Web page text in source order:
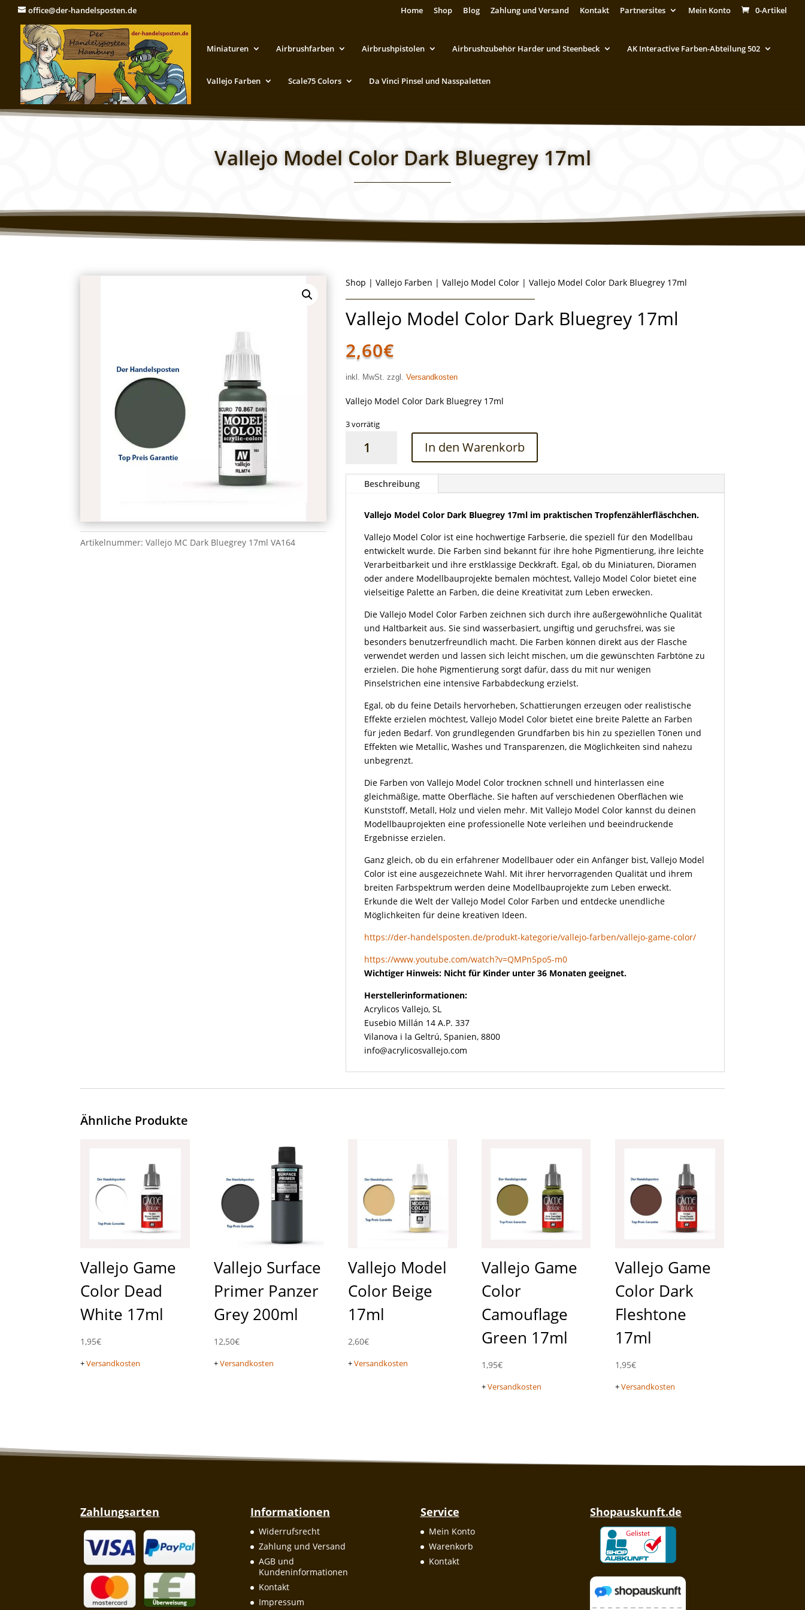
office@der-handelsposten.de Home Shop Blog Zahlung und Versand Kontakt Partnersites Mein Konto 0-Artikel
Miniaturen Airbrushfarben Airbrushpistolen Airbrushzubehör Harder und Steenbeck AK Interactive Farben-Abteilung 502
Vallejo Farben Scale75 Colors Da Vinci Pinsel und Nasspaletten
Vallejo Model Color Dark Bluegrey 17ml
Artikelnummer:Vallejo MC Dark Bluegrey 17ml VA164
Shop |Vallejo Farben |Vallejo Model Color | Vallejo Model Color Dark Bluegrey 17ml
Vallejo Model Color Dark Bluegrey 17ml
2,60€
inkl. MwSt. zzgl.Versandkosten
Vallejo Model Color Dark Bluegrey 17ml
3 vorrätig
Model
Dark
Menge
In den Warenkorb
Beschreibung
Vallejo Model Color Dark Bluegrey 17ml im praktischen Tropfenzählerfläschchen.
Vallejo Model Color ist eine hochwertige Farbserie, die speziell für den Modellbau
entwickelt wurde. Die Farben sind bekannt für ihre hohe Pigmentierung, ihre leichte
Verarbeitbarkeit und ihre erstklassige Deckkraft. Egal, ob du Miniaturen, Dioramen
oder andere Modellbauprojekte bemalen möchtest, Vallejo Model Color bietet eine
vielseitige Palette an Farben, die deine Kreativität zum Leben erwecken.
Die Vallejo Model Color Farben zeichnen sich durch ihre außergewöhnliche Qualität
und Haltbarkeit aus. Sie sind wasserbasiert, ungiftig und geruchsfrei, was sie
besonders benutzerfreundlich macht. Die Farben können direkt aus der Flasche
verwendet werden und lassen sich leicht mischen, um die gewünschten Farbtöne zu
erzielen. Die hohe Pigmentierung sorgt dafür, dass du mit nur wenigen
Pinselstrichen eine intensive Farbabdeckung erzielst.
Egal, ob du feine Details hervorheben, Schattierungen erzeugen oder realistische
Effekte erzielen möchtest, Vallejo Model Color bietet eine breite Palette an Farben
für jeden Bedarf. Von grundlegenden Grundfarben bis hin zu speziellen Tönen und
Effekten wie Metallic, Washes und Transparenzen, die Möglichkeiten sind nahezu
unbegrenzt.
Die Farben von Vallejo Model Color trocknen schnell und hinterlassen eine
gleichmäßige, matte Oberfläche. Sie haften auf verschiedenen Oberflächen wie
Kunststoff, Metall, Holz und vielen mehr. Mit Vallejo Model Color kannst du deinen
Modellbauprojekten eine professionelle Note verleihen und beeindruckende
Ergebnisse erzielen.
Ganz gleich, ob du ein erfahrener Modellbauer oder ein Anfänger bist, Vallejo Model
Color ist eine ausgezeichnete Wahl. Mit ihrer hervorragenden Qualität und ihrem
breiten Farbspektrum werden deine Modellbauprojekte zum Leben erweckt.
Erkunde die Welt der Vallejo Model Color Farben und entdecke unendliche
Möglichkeiten für deine kreativen Ideen.
https://der-handelsposten.de/produkt-kategorie/vallejo-farben/vallejo-game-color/
https://www.youtube.com/watch?v=QMPn5po5-m0
Wichtiger Hinweis: Nicht für Kinder unter 36 Monaten geeignet.
Herstellerinformationen:
Acrylicos Vallejo, SL
Eusebio Millán 14 A.P. 337
Vilanova i la Geltrú, Spanien, 8800
info@acrylicosvallejo.com
Ähnliche Produkte
Vallejo Game
Color Dead
White 17ml
1,95€
+Versandkosten
Vallejo Surface
Primer Panzer
Grey 200ml
12,50€
+Versandkosten
Vallejo Model
Color Beige
17ml
2,60€
+Versandkosten
Vallejo Game
Color
Camouflage
Green 17ml
1,95€
+Versandkosten
Vallejo Game
Color Dark
Fleshtone
17ml
1,95€
+Versandkosten
Zahlungsarten Informationen
Widerrufsrecht
Zahlung und Versand
AGB und
Kundeninformationen
Kontakt
Impressum
Service
Mein Konto
Warenkorb
Kontakt
Shopauskunft.de